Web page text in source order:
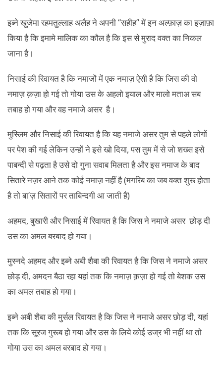
इब्ने खुजेमा रहमतुल्लाह अलैह ने अपनी “सहीह” में इन अल्फ़ाज़ का इज़ाफ़ा
किया है कि इमामे मालिक का कौल है कि इस से मुराद वक्त का निकल
जाना है।
निसाई की रिवायत है कि नमाजों में एक नमाज़ ऐसी है कि जिस की वो
नमाज़ क़ज़ा हो गई तो गोया उस के अहलो इयाल और मालो मताअ सब
तबाह हो गया और वह नमाजे असर है।
मुस्लिम और निसाई की रिवायत है कि यह नमाजे असर तुम से पहले लोगों
पर पेश की गई लेकिन उन्हों ने इसे खो दिया, पस तुम में से जो शख्स इसे
पाबन्दी से पढ़ता है उसे दो गुना सवाब मिलता है और इस नमाज के बाद
सितारे नज़र आने तक कोई नमाज़ नहीं है (मगरिब का जब वक्त शुरू होता
है तो बा’ज़ सितारों पर ताबिन्दगी आ जाती है)
अहमद, बुखारी और निसाई में रिवायत है कि जिस ने नमाजे असर छोड़ दी
उस का अमल बरबाद हो गया।
मुस्नदे अहमद और इब्ने अबी शैबा की रिवायत है कि जिस ने नमाजे असर
छोड़ दी, अमदन बैठा रहा यहां तक कि नमाज़ क़ज़ा हो गई तो बेशक उस
का अमल तबाह हो गया।
इब्ने अबी शैबा की मुर्सल रिवायत है कि जिस ने नमाजे असर छोड़ दी, यहां
तक कि सूरज गुरूब हो गया और उस के लिये कोई उज्र भी नहीं था तो
गोया उस का अमल बरबाद हो गया।